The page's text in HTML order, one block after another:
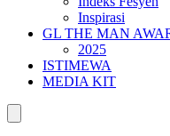
Inspirasi
GL THE MAN
2025
ISTIMEWA
MEDIA KIT